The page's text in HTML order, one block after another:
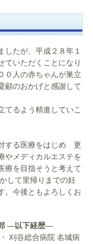
したが、平成２８年１
ていただくことになり
０人の赤ちゃんが巣立
顧のおかげと感謝して
てるよう精進していこ
する医療をはじめ 更
やメディカルエステを
療を目指そうと考えて
して里帰りまでの妊
。今後ともよろしくお
―以下経歴―
刈谷総合病院 名城病